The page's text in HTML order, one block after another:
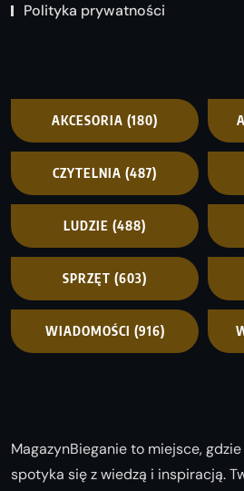
Polityka prywatności
AKCESORIA (180)
CZYTELNIA (487)
LUDZIE (488)
SPRZĘT (603)
WIADOMOŚCI (916)
MagazynBieganie to miejsce,
spotyka się z wiedzą i inspiracją.